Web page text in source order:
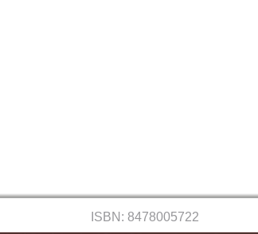
ISBN: 8478005722